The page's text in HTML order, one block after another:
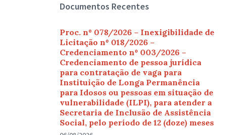
Documentos Recentes
Proc. nº 078/2026 – Inexigibilidade de
Licitação nº 018/2026 –
Credenciamento nº 003/2026 –
Credenciamento de pessoa jurídica
para contratação de vaga para
Instituição de Longa Permanência
para Idosos ou pessoas em situação de
vulnerabilidade (ILPI), para atender a
Secretaria de Inclusão de Assistência
Social, pelo período de 12 (doze) meses